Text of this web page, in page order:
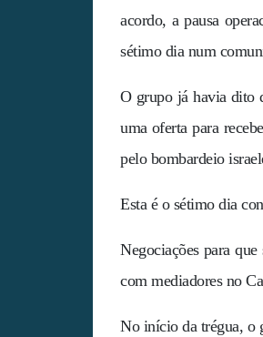
acordo, a pausa
sétimo dia num
O grupo já havia dito
uma oferta para
pelo bombardeio
Esta é o sétimo dia
Negociações para
com mediadores no
No início da trégua, o